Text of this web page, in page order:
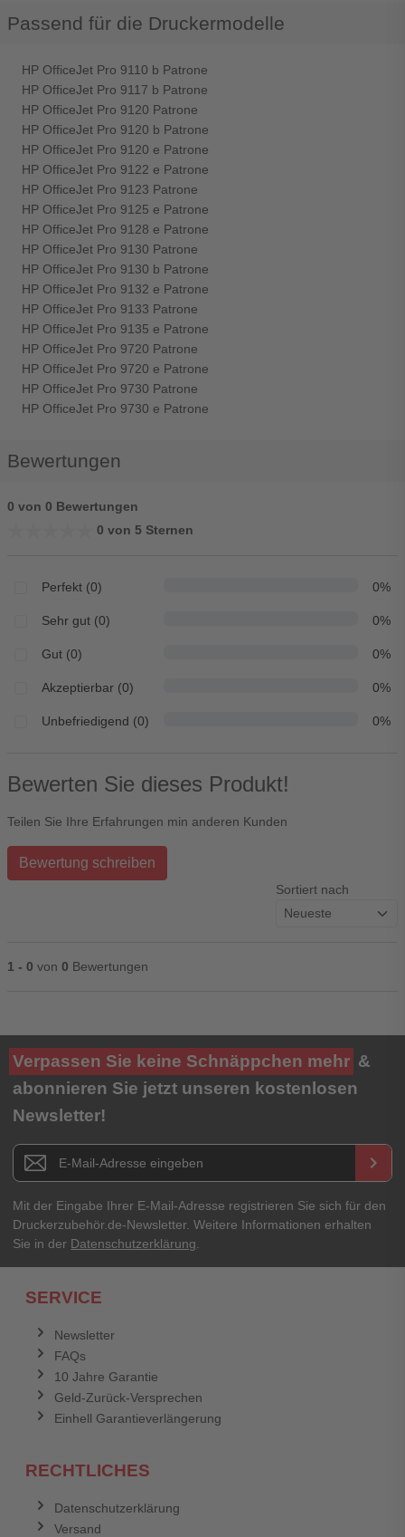
Passend für die Druckermodelle
HP OfficeJet Pro 9110 b Patrone
HP OfficeJet Pro 9117 b Patrone
HP OfficeJet Pro 9120 Patrone
HP OfficeJet Pro 9120 b Patrone
HP OfficeJet Pro 9120 e Patrone
HP OfficeJet Pro 9122 e Patrone
HP OfficeJet Pro 9123 Patrone
HP OfficeJet Pro 9125 e Patrone
HP OfficeJet Pro 9128 e Patrone
HP OfficeJet Pro 9130 Patrone
HP OfficeJet Pro 9130 b Patrone
HP OfficeJet Pro 9132 e Patrone
HP OfficeJet Pro 9133 Patrone
HP OfficeJet Pro 9135 e Patrone
HP OfficeJet Pro 9720 Patrone
HP OfficeJet Pro 9720 e Patrone
HP OfficeJet Pro 9730 Patrone
HP OfficeJet Pro 9730 e Patrone
Bewertungen
0 von 0 Bewertungen
0 von 5 Sternen
Perfekt (0) 0%
Sehr gut (0) 0%
Gut (0) 0%
Akzeptierbar (0) 0%
Unbefriedigend (0) 0%
Bewerten Sie dieses Produkt!
Teilen Sie Ihre Erfahrungen min anderen Kunden
Bewertung schreiben
Sortiert nach
1 - 0 von 0 Bewertungen
Ihre Bewertung**
★★★★★
Titel**
E-Mail-Adresse
Ihr Passwort
Verpassen Sie keine Schnäppchen mehr &
abonnieren Sie jetzt unseren kostenlosen
Newsletter!
Newsletter E-Mail Adresse keyboard_arrow_right
Mit der Eingabe Ihrer E-Mail-Adresse registrieren Sie sich für den
Druckerzubehör.de-Newsletter. Weitere Informationen erhalten
Sie in der Datenschutzerklärung.
SERVICE
Newsletter
FAQs
10 Jahre Garantie
Geld-Zurück-Versprechen
Einhell Garantieverlängerung
RECHTLICHES
Datenschutzerklärung
Versand